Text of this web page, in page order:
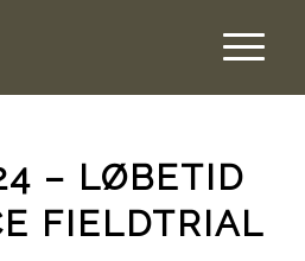
– LØBETID
FIELDTRIAL